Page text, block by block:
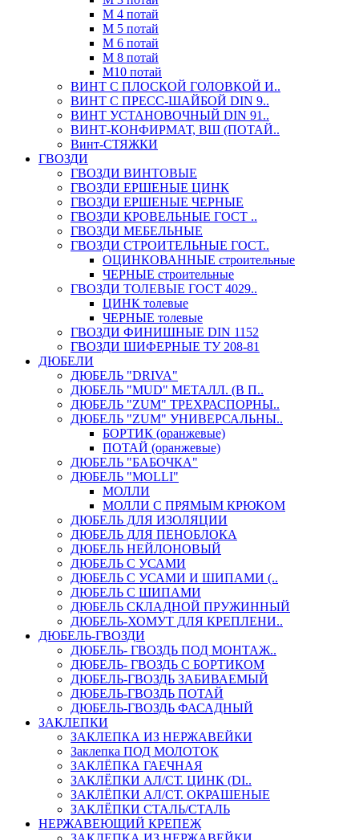
М 4 потай
М 5 потай
М 6 потай
М 8 потай
М10 потай
ВИНТ С ПЛОСКОЙ ГОЛОВКОЙ И..
ВИНТ С ПРЕСС-ШАЙБОЙ DIN 9..
ВИНТ УСТАНОВОЧНЫЙ DIN 91..
ВИНТ-КОНФИРМАТ, ВШ (ПОТАЙ..
Винт-СТЯЖКИ
ГВОЗДИ
ГВОЗДИ ВИНТОВЫЕ
ГВОЗДИ ЕРШЕНЫЕ ЦИНК
ГВОЗДИ ЕРШЕНЫЕ ЧЕРНЫЕ
ГВОЗДИ КРОВЕЛЬНЫЕ ГОСТ ..
ГВОЗДИ МЕБЕЛЬНЫЕ
ГВОЗДИ СТРОИТЕЛЬНЫЕ ГОСТ..
ОЦИНКОВАННЫЕ строительные
ЧЕРНЫЕ строительные
ГВОЗДИ ТОЛЕВЫЕ ГОСТ 4029..
ЦИНК толевые
ЧЕРНЫЕ толевые
ГВОЗДИ ФИНИШНЫЕ DIN 1152
ГВОЗДИ ШИФЕРНЫЕ ТУ 208-81
ДЮБЕЛИ
ДЮБЕЛЬ "DRIVA"
ДЮБЕЛЬ "MUD" МЕТАЛЛ. (В П..
ДЮБЕЛЬ "ZUM" ТРЕХРАСПОРНЫ..
ДЮБЕЛЬ "ZUM" УНИВЕРСАЛЬНЫ..
БОРТИК (оранжевые)
ПОТАЙ (оранжевые)
ДЮБЕЛЬ "БАБОЧКА"
ДЮБЕЛЬ "МOLLI"
МОЛЛИ
МОЛЛИ С ПРЯМЫМ КРЮКОМ
ДЮБЕЛЬ ДЛЯ ИЗОЛЯЦИИ
ДЮБЕЛЬ ДЛЯ ПЕНОБЛОКА
ДЮБЕЛЬ НЕЙЛОНОВЫЙ
ДЮБЕЛЬ С УСАМИ
ДЮБЕЛЬ С УСАМИ И ШИПАМИ (..
ДЮБЕЛЬ С ШИПАМИ
ДЮБЕЛЬ СКЛАДНОЙ ПРУЖИННЫЙ
ДЮБЕЛЬ-ХОМУТ ДЛЯ КРЕПЛЕНИ..
ДЮБЕЛЬ-ГВОЗДИ
ДЮБЕЛЬ- ГВОЗДЬ ПОД МОНТАЖ..
ДЮБЕЛЬ- ГВОЗДЬ С БОРТИКОМ
ДЮБЕЛЬ-ГВОЗДЬ ЗАБИВАЕМЫЙ
ДЮБЕЛЬ-ГВОЗДЬ ПОТАЙ
ДЮБЕЛЬ-ГВОЗДЬ ФАСАДНЫЙ
ЗАКЛЕПКИ
ЗАКЛЕПКА ИЗ НЕРЖАВЕЙКИ
Заклепка ПОД МОЛОТОК
ЗАКЛЁПКА ГАЕЧНАЯ
ЗАКЛЁПКИ АЛ/СТ. ЦИНК (DI..
ЗАКЛЁПКИ АЛ/СТ. ОКРАШЕНЫЕ
ЗАКЛЁПКИ СТАЛЬ/СТАЛЬ
НЕРЖАВЕЮЩИЙ КРЕПЕЖ